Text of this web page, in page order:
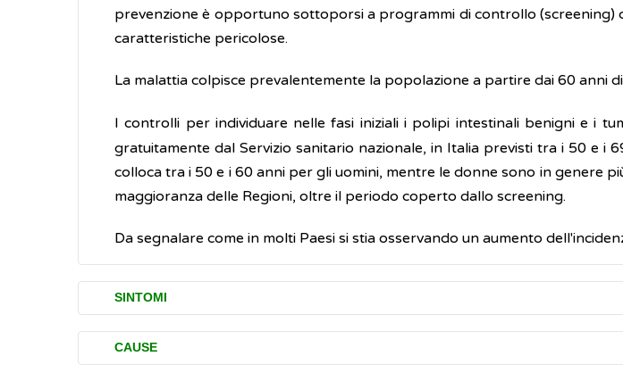
prevenzione è opportuno sottoporsi a programmi di controllo (screening)
caratteristiche pericolose.
La malattia colpisce prevalentemente la popolazione a partire dai 60 anni
I controlli per individuare nelle fasi iniziali i polipi intestinali benigni e i
gratuitamente dal Servizio sanitario nazionale, in Italia previsti tra i 50 e i
colloca tra i 50 e i 60 anni per gli uomini, mentre le donne sono in genere
maggioranza delle Regioni, oltre il periodo coperto dallo screening.
Da segnalare come in molti Paesi si stia osservando un aumento
SINTOMI
I principali disturbi (sintomi) causati dai tumori al
CAUSE